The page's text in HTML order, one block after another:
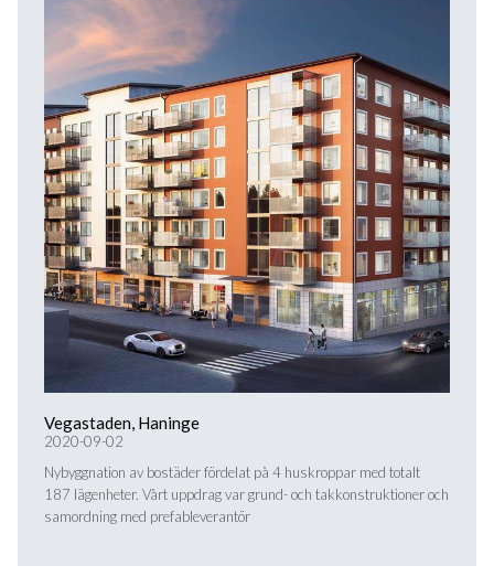
Vegastaden, Haninge
2020-09-02
Nybyggnation av bostäder fördelat på 4 huskroppar med totalt
187 lägenheter. Vårt uppdrag var grund- och takkonstruktioner och
samordning med prefableverantör